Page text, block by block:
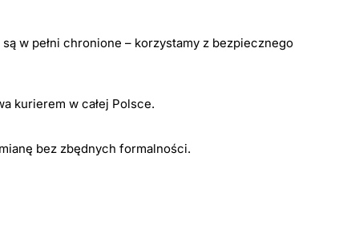
w pełni chronione – korzystamy z bezpiecznego
kurierem w całej Polsce.
bez zbędnych formalności.